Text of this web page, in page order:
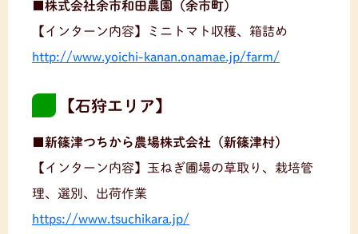
■株式会社余市和田農園（余市町）
【インターン内容】ミニトマト収穫、箱詰め
http://www.yoichi-kanan.onamae.jp/farm/
【石狩エリア】
■新篠津つちから農場株式会社（新篠津村）
【インターン内容】玉ねぎ圃場の草取り、栽培管
理、選別、出荷作業
https://www.tsuchikara.jp/